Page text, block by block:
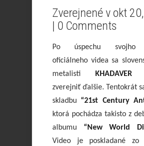
Zverejnené v okt
| 0 Comments
Po úspechu svojho
oficiálneho videa sa
metalisti
KHADAVER
zverejniť ďalšie. Tentokrát
skladbu “21st Century
ktorá pochádza takisto z
albumu “New World
Video je poskladané zo